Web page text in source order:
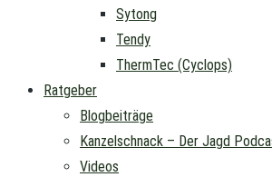
Sytong
Tendy
ThermTec (Cyclops)
Ratgeber
Blogbeiträge
Kanzelschnack – Der Jagd
Videos